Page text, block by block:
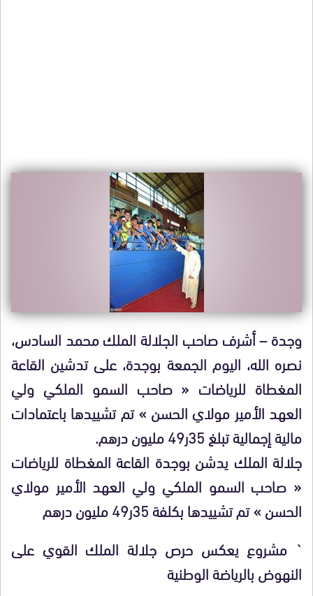
وجدة – أشرف صاحب الجلالة الملك محمد السادس،
نصره الله، اليوم الجمعة بوجدة، على تدشين القاعة
المغطاة للرياضات « صاحب السمو الملكي ولي
العهد الأمير مولاي الحسن » تم تشييدها باعتمادات
مالية إجمالية تبلغ 35ر49 مليون درهم.
جلالة الملك يدشن بوجدة القاعة المغطاة للرياضات
« صاحب السمو الملكي ولي العهد الأمير مولاي
الحسن » تم تشييدها بكلفة 35ر49 مليون درهم
` مشروع يعكس حرص جلالة الملك القوي على
النهوض بالرياضة الوطنية